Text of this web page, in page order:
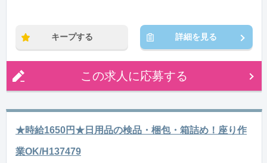
キープする 詳細を見る
この求人に応募する
★時給1650円★日用品の検品・梱包・箱詰め！座り作
業OK/H137479